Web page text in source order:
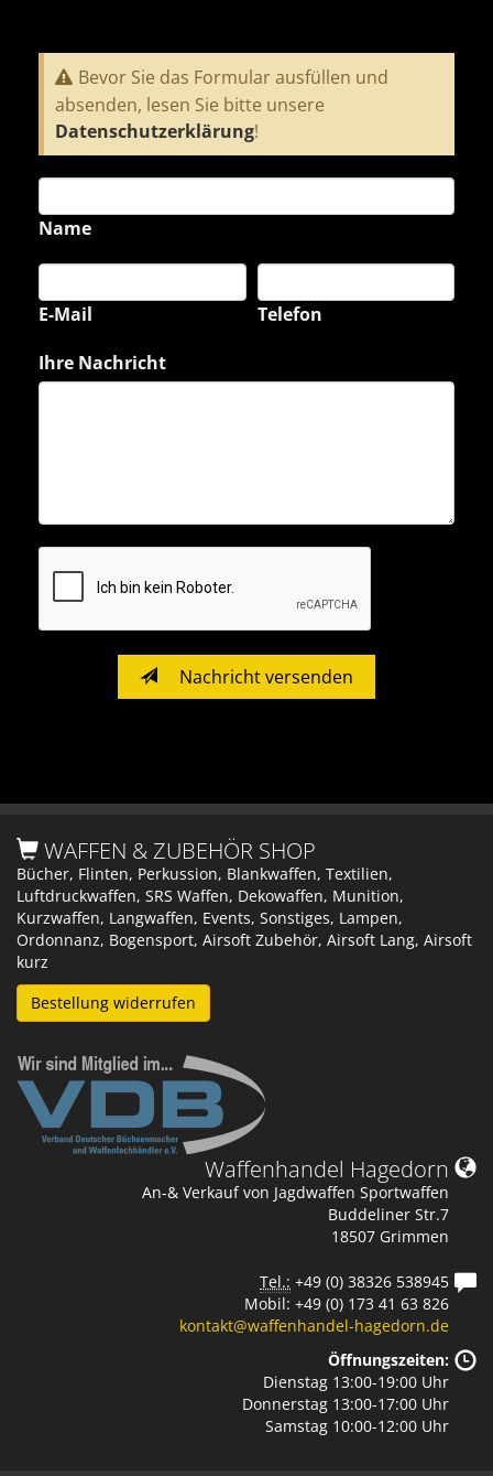
Bevor Sie das Formular ausfüllen und
absenden, lesen Sie bitte unsere
Datenschutzerklärung!
Name
E-Mail
Telefon
Ihre Nachricht
Nachricht versenden
WAFFEN & ZUBEHÖR SHOP
Bücher, Flinten, Perkussion, Blankwaffen, Textilien,
Luftdruckwaffen, SRS Waffen, Dekowaffen, Munition,
Kurzwaffen, Langwaffen, Events, Sonstiges, Lampen,
Ordonnanz, Bogensport, Airsoft Zubehör, Airsoft Lang, Airsoft
kurz
Bestellung widerrufen
Waffenhandel Hagedorn
An-& Verkauf von Jagdwaffen Sportwaffen
Buddeliner Str.7
18507 Grimmen
Tel.: +49 (0) 38326 538945
Mobil: +49 (0) 173 41 63 826
kontakt@waffenhandel-hagedorn.de
Öffnungszeiten:
Dienstag 13:00-19:00 Uhr
Donnerstag 13:00-17:00 Uhr
Samstag 10:00-12:00 Uhr